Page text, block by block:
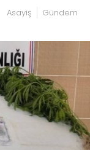
Asayiş Gündem